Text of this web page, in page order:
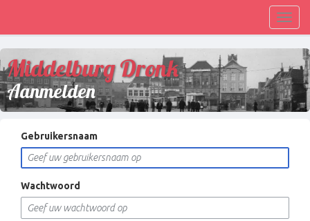
Middelburg Dronk
Aanmelden
Gebruikersnaam
Wachtwoord